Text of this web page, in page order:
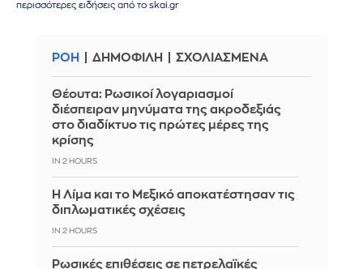
περισσότερες ειδήσεις από το skai.gr
ΡΟΗ ΔΗΜΟΦΙΛΗ ΣΧΟΛΙΑΣΜΕΝΑ
Θέουτα: Ρωσικοί λογαριασμοί
διέσπειραν μηνύματα της ακροδεξιάς
στο διαδίκτυο τις πρώτες μέρες της
κρίσης
IN 2 HOURS
Η Λίμα και το Μεξικό αποκατέστησαν τις
διπλωματικές σχέσεις
IN 2 HOURS
Ρωσικές επιθέσεις σε πετρελαϊκές